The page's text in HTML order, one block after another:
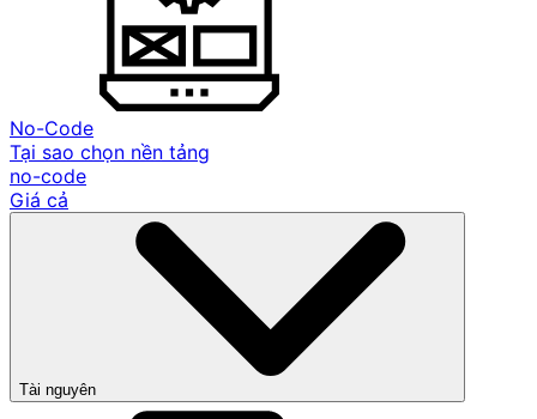
No-Code
Tại sao chọn nền tảng
no-code
Giá cả
Tài nguyên